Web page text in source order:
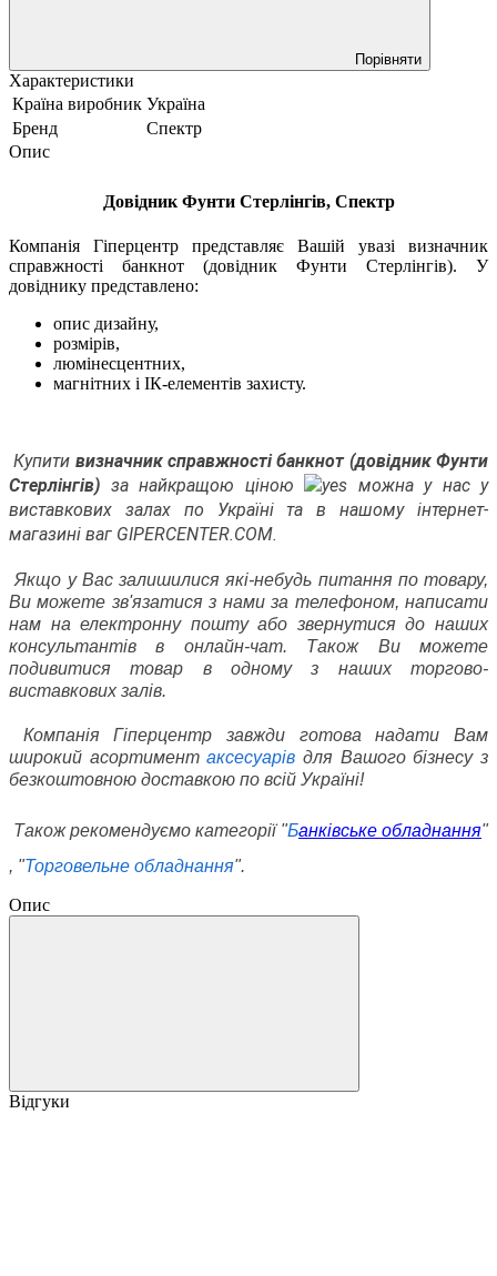
Порівняти
Характеристики
Країна виробник Україна
Бренд
Спектр
Опис
Довідник Фунти Стерлінгів, Спектр
Компанія Гіперцентр представляє Вашій увазі визначник
справжності банкнот (довідник Фунти Стерлінгів). У
довіднику представлено:
опис дизайну,
розмірів,
люмінесцентних,
магнітних і ІК-елементів захисту.
Купити визначник справжності банкнот (довідник Фунти
Стерлінгів) за найкращою ціною
можна у нас у
виставкових залах по Україні та в нашому інтернет-
магазині ваг GIPERCENTER.COM.
Якщо у Вас залишилися які-небудь питання по товару,
Ви можете зв'язатися з нами за телефоном, написати
нам на електронну пошту або звернутися до наших
консультантів в онлайн-чат. Також Ви можете
подивитися товар в одному з наших торгово-
виставкових залів.
Компанія Гіперцентр завжди готова надати Вам
широкий асортиментаксесуарів для Вашого бізнесу з
безкоштовною доставкою по всій Україні!
Також рекомендуємо категорії"Банківське обладнання"
, "Торговельне обладнання".
Опис
Відгуки